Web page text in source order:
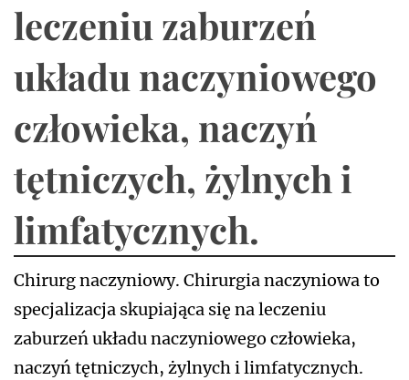
leczeniu zaburzeń
układu naczyniowego
człowieka, naczyń
tętniczych, żylnych i
limfatycznych.
Chirurg naczyniowy. Chirurgia naczyniowa to
specjalizacja skupiająca się na leczeniu
zaburzeń układu naczyniowego człowieka,
naczyń tętniczych, żylnych i limfatycznych.